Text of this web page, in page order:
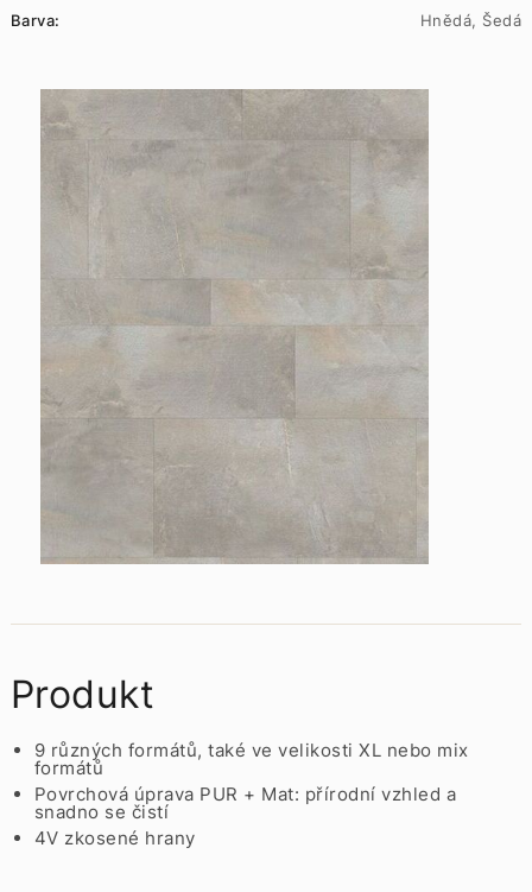
Barva:
Hnědá, Šedá
Produkt
9 různých formátů, také ve velikosti XL nebo mix
formátů
Povrchová úprava PUR + Mat: přírodní vzhled a
snadno se čistí
4V zkosené hrany